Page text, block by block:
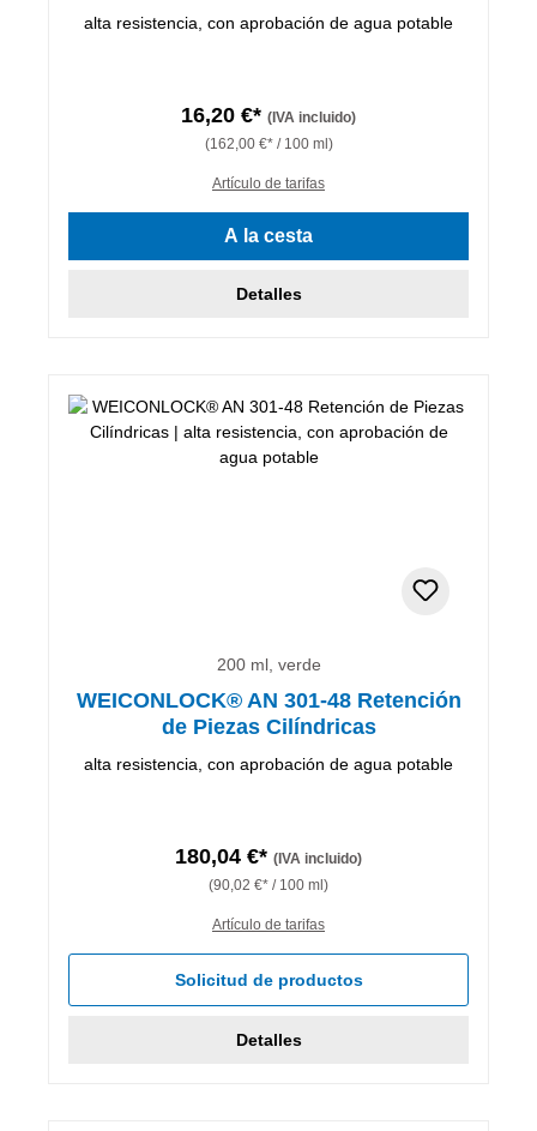
alta resistencia, con aprobación de agua potable
16,20 €* (IVA incluido)
(162,00 €* / 100 ml)
Artículo de tarifas
A la cesta
Detalles
200 ml, verde
WEICONLOCK® AN 301-48 Retención
de Piezas Cilíndricas
alta resistencia, con aprobación de agua potable
180,04 €* (IVA incluido)
(90,02 €* / 100 ml)
Artículo de tarifas
Solicitud de productos
Detalles